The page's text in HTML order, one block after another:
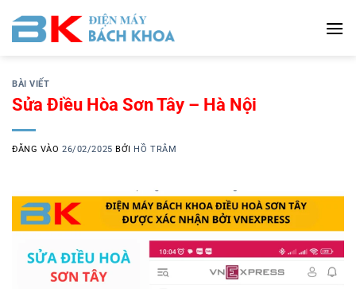
qua
BÀI VIẾT
Sửa Điều Hòa Sơn Tây – Hà Nội
ĐĂNG VÀO26/02/2025 BỞI HỒ TRÂM